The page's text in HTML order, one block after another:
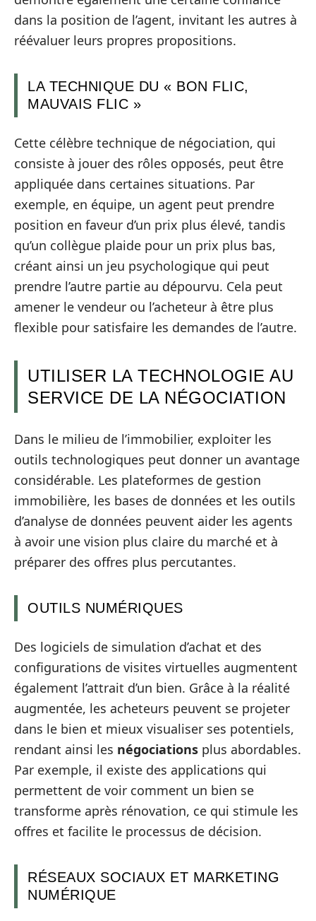
dans la position de l’agent, invitant les autres à
réévaluer leurs propres propositions.
LA TECHNIQUE DU « BON FLIC,
MAUVAIS FLIC »
Cette célèbre technique de négociation, qui
consiste à jouer des rôles opposés, peut être
appliquée dans certaines situations. Par
exemple, en équipe, un agent peut prendre
position en faveur d’un prix plus élevé, tandis
qu’un collègue plaide pour un prix plus bas,
créant ainsi un jeu psychologique qui peut
prendre l’autre partie au dépourvu. Cela peut
amener le vendeur ou l’acheteur à être plus
flexible pour satisfaire les demandes de l’autre.
UTILISER LA TECHNOLOGIE AU
SERVICE DE LA NÉGOCIATION
Dans le milieu de l’immobilier, exploiter les
outils technologiques peut donner un avantage
considérable. Les plateformes de gestion
immobilière, les bases de données et les outils
d’analyse de données peuvent aider les agents
à avoir une vision plus claire du marché et à
préparer des offres plus percutantes.
OUTILS NUMÉRIQUES
Des logiciels de simulation d’achat et des
configurations de visites virtuelles augmentent
également l’attrait d’un bien. Grâce à la réalité
augmentée, les acheteurs peuvent se projeter
dans le bien et mieux visualiser ses potentiels,
rendant ainsi les négociations plus abordables.
Par exemple, il existe des applications qui
permettent de voir comment un bien se
transforme après rénovation, ce qui stimule les
offres et facilite le processus de décision.
RÉSEAUX SOCIAUX ET MARKETING
NUMÉRIQUE